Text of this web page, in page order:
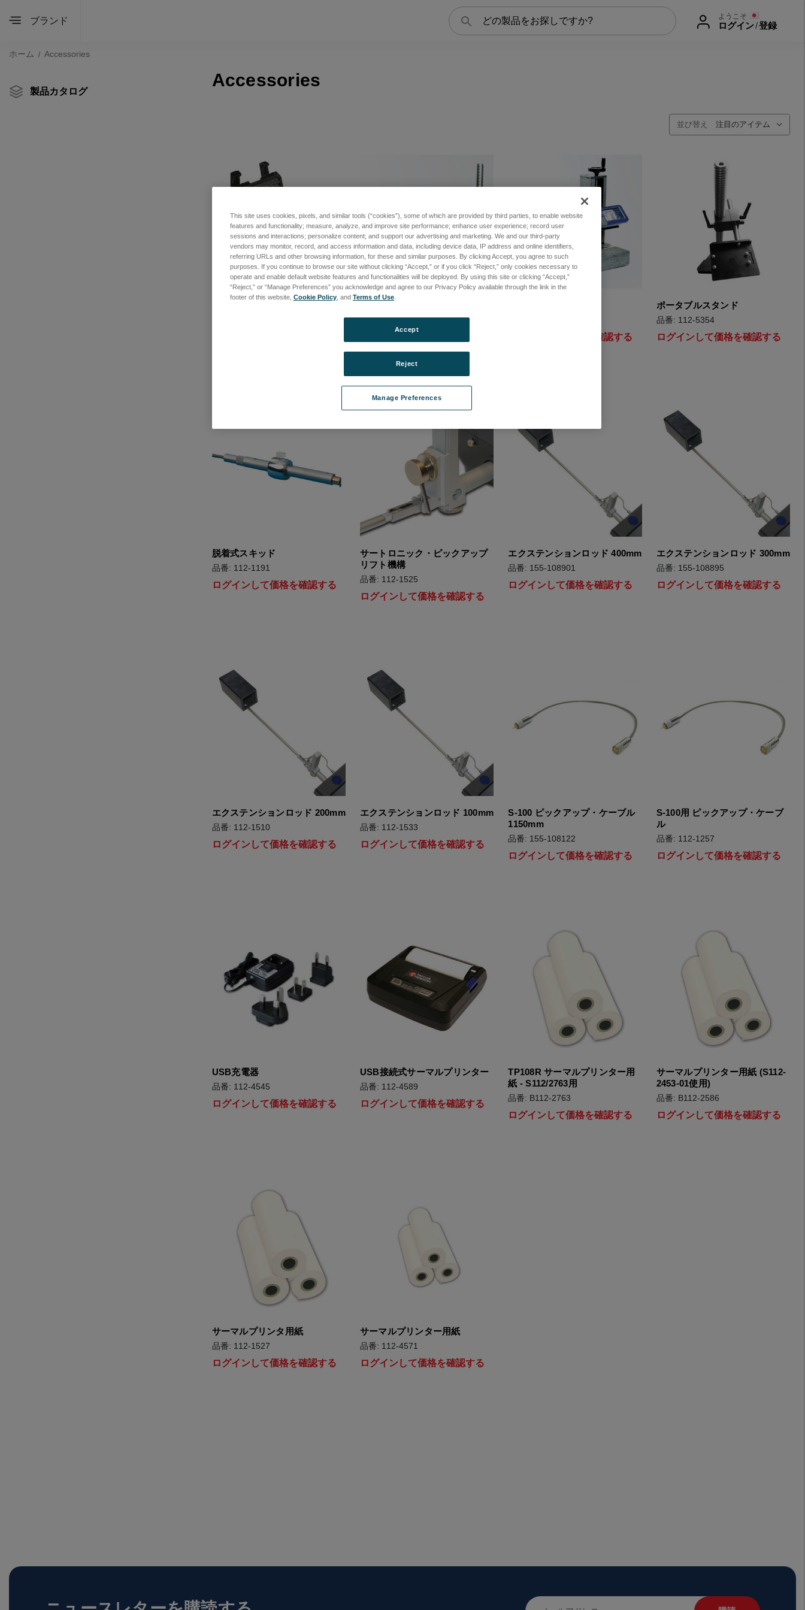
ブランド
検
索
ようこそ
ログイン/登録
ホーム Accessories
製品カタログ
Accessories
並び替え
品番: 112-1517
ログインして価格を確認する
ポータブルスタンド
品番: 112-5354
ログインして価格を確認する
脱着式スキッド
品番: 112-1191
ログインして価格を確認する
サートロニック・ピックアップ
リフト機構
品番: 112-1525
ログインして価格を確認する
エクステンションロッド 400mm
品番: 155-108901
ログインして価格を確認する
エクステンションロッド 300mm
品番: 155-108895
ログインして価格を確認する
エクステンションロッド 200mm
品番: 112-1510
ログインして価格を確認する
エクステンションロッド 100mm
品番: 112-1533
ログインして価格を確認する
S-100 ピックアップ・ケーブル
1150mm
品番: 155-108122
ログインして価格を確認する
S-100用 ピックアップ・ケーブ
ル
品番: 112-1257
ログインして価格を確認する
USB充電器
品番: 112-4545
ログインして価格を確認する
USB接続式サーマルプリンター
品番: 112-4589
ログインして価格を確認する
TP108R サーマルプリンター用
紙 - S112/2763用
品番: B112-2763
ログインして価格を確認する
サーマルプリンター用紙 (S112-
2453-01使用)
品番: B112-2586
ログインして価格を確認する
サーマルプリンタ用紙
品番: 112-1527
ログインして価格を確認する
サーマルプリンター用紙
品番: 112-4571
ログインして価格を確認する
メ
This site uses cookies, pixels, and similar tools (“cookies”), some of which are provided by third parties, to enable website
features and functionality; measure, analyze, and improve site performance; enhance user experience; record user
sessions and interactions; personalize content; and support our advertising and marketing. We and our third-party
vendors may monitor, record, and access information and data, including device data, IP address and online identifiers,
referring URLs and other browsing information, for these and similar purposes. By clicking Accept, you agree to such
purposes. If you continue to browse our site without clicking “Accept,” or if you click “Reject,” only cookies necessary to
operate and enable default website features and functionalities will be deployed. By using this site or clicking “Accept,”
“Reject,” or “Manage Preferences” you acknowledge and agree to our Privacy Policy available through the link in the
footer of this website, Cookie Policy , and Terms of Use
Manage Preferences
Reject
Accept